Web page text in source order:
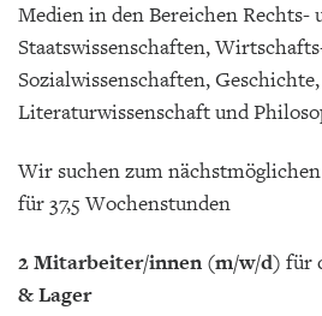
Medien in den Bereichen Rechts-
Staatswissenschaften,
Sozialwissenschaften,
Literaturwissenschaft und
Wir suchen zum
für 37,5 Wochenstunden
2 Mitarbeiter/innen (m/w/d) für
& Lager